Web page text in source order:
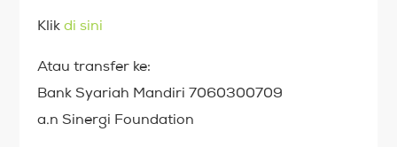
Klikdi sini
Atau transfer ke:
Bank Syariah Mandiri 7060300709
a.n Sinergi Foundation